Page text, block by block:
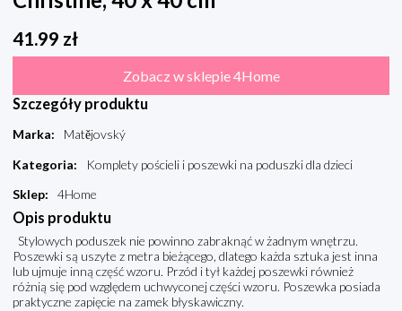
41.99 zł
Zobacz w sklepie 4Home
Szczegóły produktu
Marka:
Matějovský
Kategoria:
Komplety pościeli i poszewki na poduszki dla dzieci
Sklep: 4Home
Opis produktu
Stylowych poduszek nie powinno zabraknąć w żadnym wnętrzu.
Poszewki są uszyte z metra bieżącego, dlatego każda sztuka jest inna
lub ujmuje inną część wzoru. Przód i tył każdej poszewki również
różnią się pod względem uchwyconej części wzoru. Poszewka posiada
praktyczne zapięcie na zamek błyskawiczny.